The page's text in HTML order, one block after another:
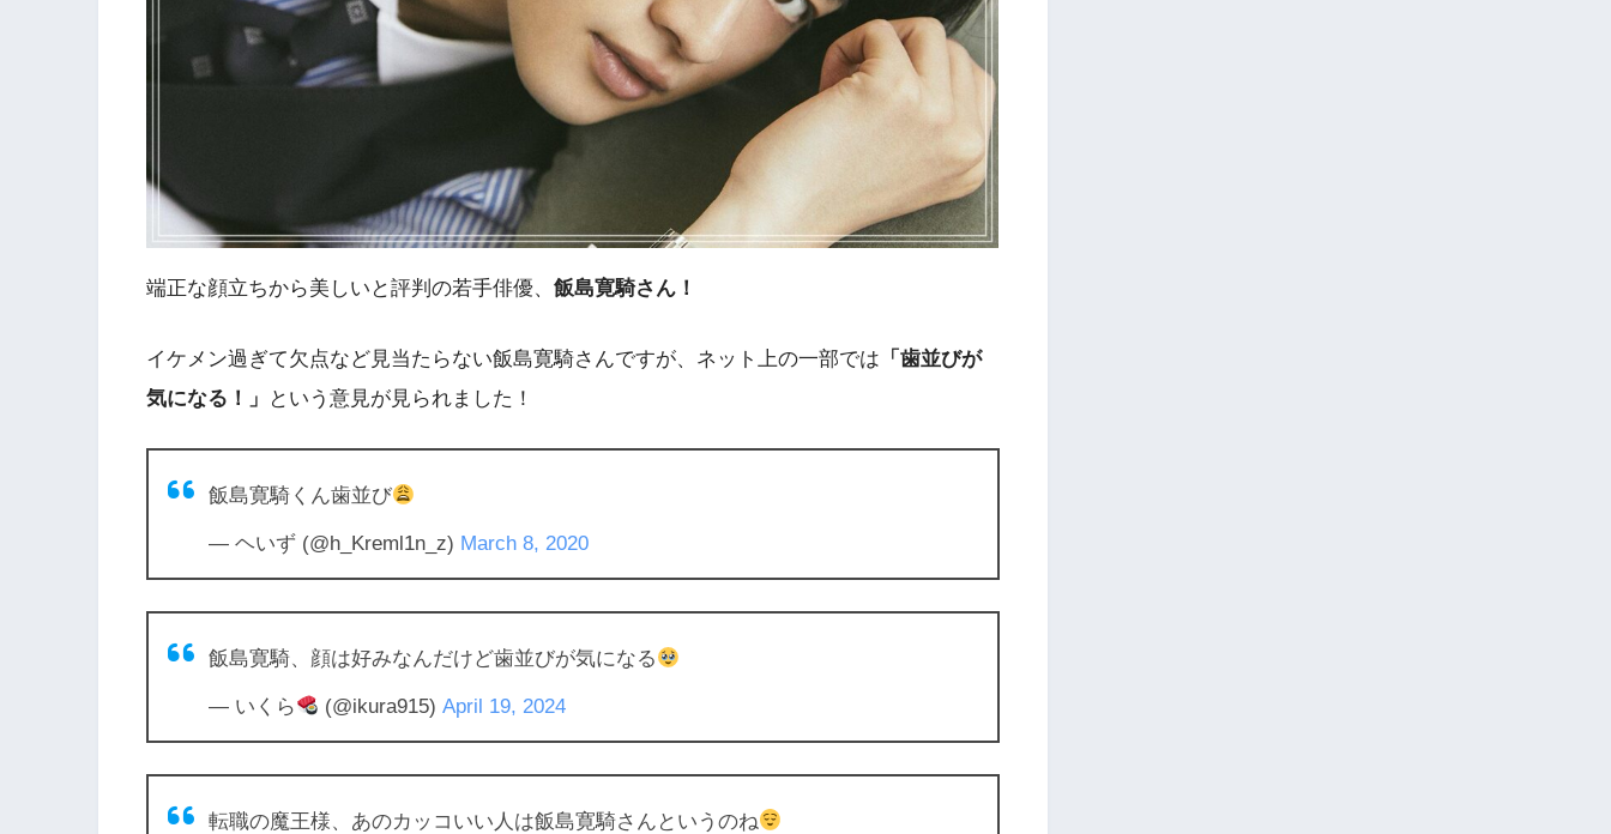
端正な顔立ちから美しいと評判の若手俳優、 飯島寛騎さん！
イケメン過ぎて欠点など見当たらない飯島寛騎さんですが、ネット上の一部では 「歯並びが
気になる！」
という意見が見られました！
飯島寛騎くん歯並び
— ヘいず (@h_Kreml1n_z) March 8, 2020
飯島寛騎、顔は好みなんだけど歯並びが気になる
— いくら (@ikura915)April 19, 2024
転職の魔王様、あのカッコいい人は飯島寛騎さんというのね